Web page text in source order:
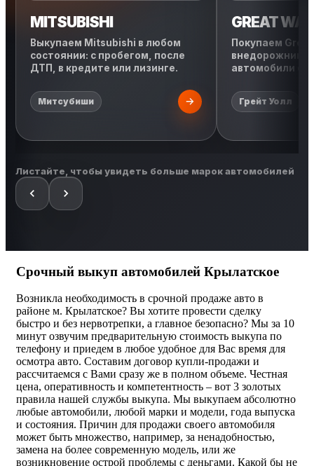
MITSUBISHI
Выкупаем Mitsubishi в любом
состоянии: с пробегом, после
ДТП, в кредите или лизинге.
Митсубиши
GREAT
Покупаем
внедорожники,
автомобили с
Грейт Уолл
Листайте, чтобы увидеть больше марок автомобилей
Срочный выкуп автомобилей Крылатское
Возникла необходимость в срочной продаже авто в
районе м. Крылатское? Вы хотите провести сделку
быстро и без нервотрепки, а главное безопасно? Мы за 10
минут озвучим предварительную стоимость выкупа по
телефону и приедем в любое удобное для Вас время для
осмотра авто. Составим договор купли-продажи и
рассчитаемся с Вами сразу же в полном объеме. Честная
цена, оперативность и компетентность – вот 3 золотых
правила нашей службы выкупа. Мы выкупаем абсолютно
любые автомобили, любой марки и модели, года выпуска
и состояния. Причин для продажи своего автомобиля
может быть множество, например, за ненадобностью,
замена на более современную модель, или же
возникновение острой проблемы с деньгами. Какой бы не